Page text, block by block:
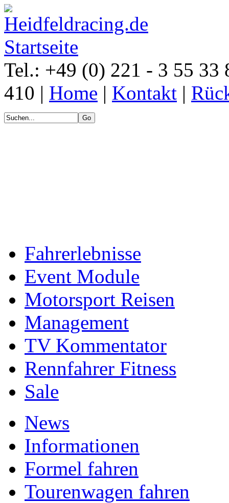
Tel.: +49 (0) 221 - 3 55 33
410 | Home | Kontakt |
Fahrerlebnisse
Event Module
Motorsport Reisen
Management
TV Kommentator
Rennfahrer Fitness
Sale
News
Informationen
Formel fahren
Tourenwagen fahren